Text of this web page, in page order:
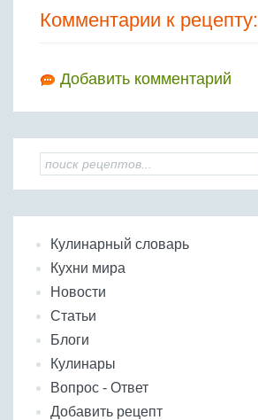
Комментарии к рецепту:
Добавить комментарий
Кулинарный словарь
Кухни мира
Новости
Статьи
Блоги
Кулинары
Вопрос - Ответ
Добавить рецепт